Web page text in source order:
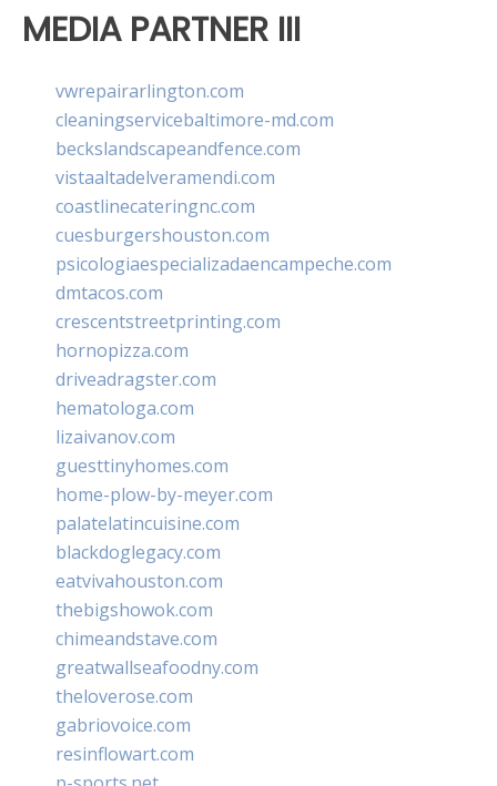
MEDIA PARTNER III
vwrepairarlington.com
cleaningservicebaltimore-md.com
beckslandscapeandfence.com
vistaaltadelveramendi.com
coastlinecateringnc.com
cuesburgershouston.com
psicologiaespecializadaencampeche.com
dmtacos.com
crescentstreetprinting.com
hornopizza.com
driveadragster.com
hematologa.com
lizaivanov.com
guesttinyhomes.com
home-plow-by-meyer.com
palatelatincuisine.com
blackdoglegacy.com
eatvivahouston.com
thebigshowok.com
chimeandstave.com
greatwallseafoodny.com
theloverose.com
gabriovoice.com
resinflowart.com